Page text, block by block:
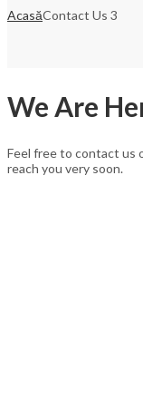
AcasăContact Us 3
We Are
Feel free to contact us
reach you very soon.